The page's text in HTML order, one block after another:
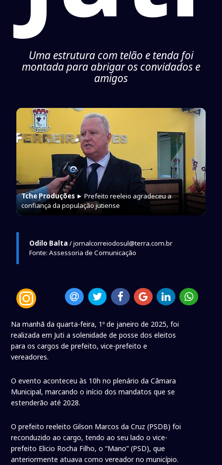
Uma estrutura com telão e tenda foi
montada para abrigar os convidados e
amigos
Tche Produções► Prefeito reeleio agradeceu a
confiança da população jutiense
Odilo Balta / jornalcorreiodosul@terra.com.br
Fonte: Assessoria de Comunicação
Na manhã da quarta-feira, 1º de janeiro de 2025, foi
realizada em Juti a solenidade de posse dos eleitos
para os cargos de prefeito, vice-prefeito e
vereadores.
O evento aconteceu às 10h no plenário da Câmara
Municipal, marcando o início dos mandatos que se
estenderão até 2028.
O prefeito reeleito Gilson Marcos da Cruz (PSDB) foi
reconduzido ao cargo, tendo ao seu lado o vice-
prefeito Elicio Rocha Filho, o “Mano” (PSD), que
anteriormente atuava como vereador no município.